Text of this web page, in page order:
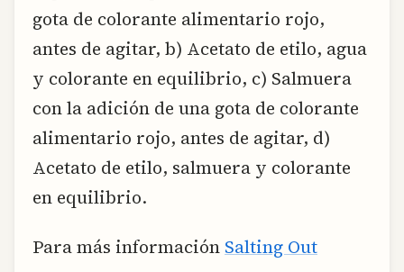
gota de colorante alimentario rojo,
antes de agitar, b) Acetato de etilo, agua
y colorante en equilibrio, c) Salmuera
con la adición de una gota de colorante
alimentario rojo, antes de agitar, d)
Acetato de etilo, salmuera y colorante
en equilibrio.
Para más información Salting Out